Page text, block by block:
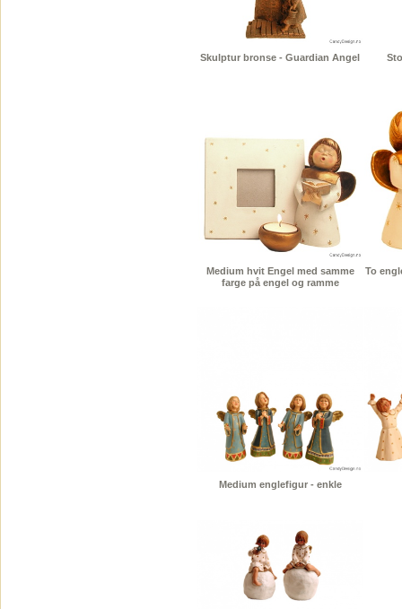
Skulptur bronse - Guardian Angel
Medium hvit Engel med samme
farge på engel og ramme
To
Medium englefigur - enkle